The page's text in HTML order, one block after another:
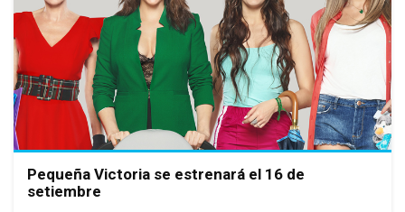
Pequeña Victoria se estrenará el 16 de
setiembre